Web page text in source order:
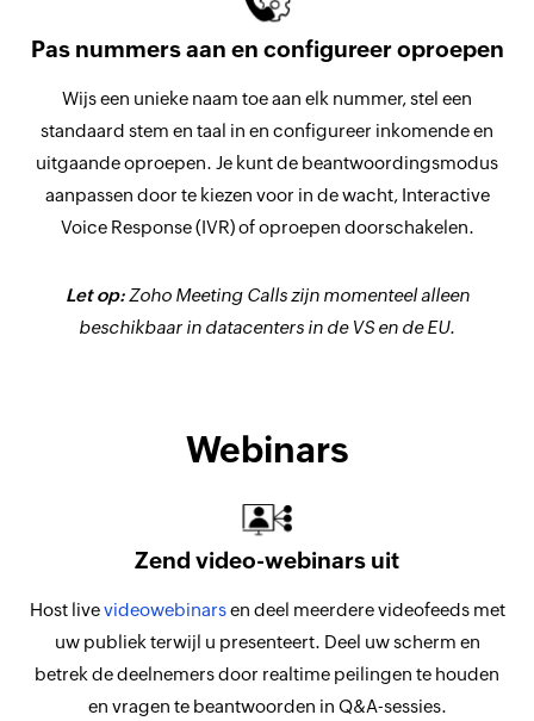
Pas nummers aan en configureer oproepen
Wijs een unieke naam toe aan elk nummer, stel een
standaard stem en taal in en configureer inkomende en
uitgaande oproepen. Je kunt de beantwoordingsmodus
aanpassen door te kiezen voor in de wacht, Interactive
Voice Response (IVR) of oproepen doorschakelen.
Let op: Zoho Meeting Calls zijn momenteel alleen
beschikbaar in datacenters in de VS en de EU.
Webinars
Zend video-webinars uit
Host livevideowebinarsen deel meerdere videofeeds met
uw publiek terwijl u presenteert. Deel uw scherm en
betrek de deelnemers door realtime peilingen te houden
en vragen te beantwoorden in Q&A-sessies.